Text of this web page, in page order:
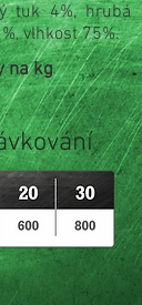
tuk 4%, hrubá
vlhkost 75%.
na kg